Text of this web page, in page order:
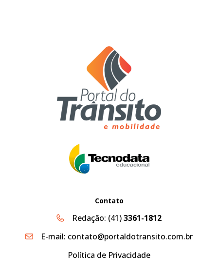
Contato
Redação: (41)3361-1812
E-mail: contato@portaldotransito.com.br
Política de Privacidade